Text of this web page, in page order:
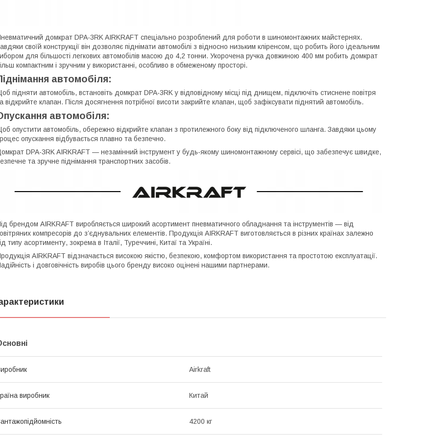
домкрат DPA-3RK AIRKRAFT спеціально розроблений для роботи в шиномонтажних майстернях.
своїй конструкції він дозволяє піднімати автомобілі з відносно низьким кліренсом, що робить його ідеальним
для більшості легкових автомобілів масою до 4,2 тонни. Укорочена ручка довжиною 400 мм робить домкрат
компактним і зручним у використанні, особливо в обмеженому просторі.
автомобіля:
підняти автомобіль, встановіть домкрат DPA-3RK у відповідному місці під днищем, підключіть стиснене повітря
відкрийте клапан. Після досягнення потрібної висоти закрийте клапан, щоб зафіксувати піднятий автомобіль.
автомобіля:
опустити автомобіль, обережно відкрийте клапан з протилежного боку від підключеного шланга. Завдяки цьому
опускання відбувається плавно та безпечно.
DPA-3RK AIRKRAFT — незамінний інструмент у будь-якому шиномонтажному сервісі, що забезпечує швидке,
та зручне піднімання транспортних засобів.
брендом AIRKRAFT виробляється широкий асортимент пневматичного обладнання та інструментів — від
компресорів до з’єднувальних елементів. Продукція AIRKRAFT виготовляється в різних країнах залежно
типу асортименту, зокрема в Італії, Туреччині, Китаї та Україні.
AIRKRAFT відзначається високою якістю, безпекою, комфортом використання та простотою експлуатації.
і довговічність виробів цього бренду високо оцінені нашими партнерами.
Airkraft
виробник Китай
4200 кг